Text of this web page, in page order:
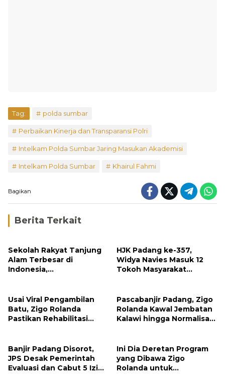
Tag: polda sumbar
Perbaikan Kinerja dan Transparansi Polri
Intelkam Polda Sumbar Jaring Masukan Akademisi
Intelkam Polda Sumbar Khairul Fahmi
Bagikan
Berita Terkait
Sekolah Rakyat Tanjung
Alam Terbesar di
Indonesia,
HJK Padang ke-357,
Widya Navies Masuk 12
Tokoh Masyarakat
Usai Viral Pengambilan
Batu, Zigo Rolanda
Pastikan Rehabilitasi
Pascabanjir Padang, Zigo
Rolanda Kawal Jembatan
Kalawi hingga Normalisasi
Banjir Padang Disorot,
JPS Desak Pemerintah
Evaluasi dan Cabut 5 Izin
Ini Dia Deretan Program
yang Dibawa Zigo
Rolanda untuk